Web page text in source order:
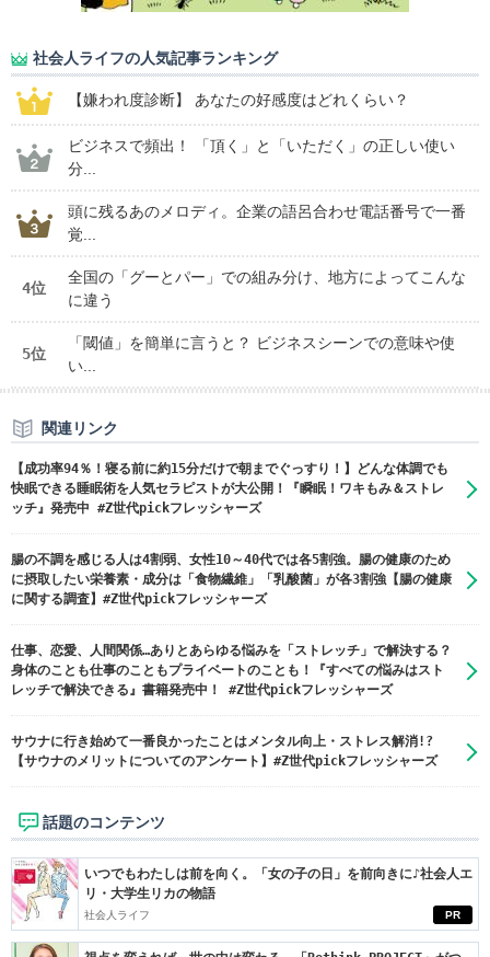
社会人ライフの人気記事ランキング
【嫌われ度診断】 あなたの好感度はどれくらい？
ビジネスで頻出！ 「頂く」と「いただく」の正しい使い
分...
頭に残るあのメロディ。企業の語呂合わせ電話番号で一番
覚...
4位
全国の「グーとパー」での組み分け、地方によってこんな
に違う
5位
「閾値」を簡単に言うと？ ビジネスシーンでの意味や使
い...
関連リンク
【成功率94％！寝る前に約15分だけで朝までぐっすり！】どんな体調でも
快眠できる睡眠術を人気セラピストが大公開！『瞬眠！ワキもみ＆ストレ
ッチ』発売中 #Z世代pickフレッシャーズ
腸の不調を感じる人は4割弱、女性10～40代では各5割強。腸の健康のため
に摂取したい栄養素・成分は「食物繊維」「乳酸菌」が各3割強【腸の健康
に関する調査】#Z世代pickフレッシャーズ
仕事、恋愛、人間関係…ありとあらゆる悩みを「ストレッチ」で解決する？
身体のことも仕事のこともプライベートのことも！『すべての悩みはスト
レッチで解決できる』書籍発売中！ #Z世代pickフレッシャーズ
サウナに行き始めて一番良かったことはメンタル向上・ストレス解消!?
【サウナのメリットについてのアンケート】#Z世代pickフレッシャーズ
話題のコンテンツ
PR
いつでもわたしは前を向く。「女の子の日」を前向きに♪社会人エ
リ・大学生リカの物語
社会人ライフ